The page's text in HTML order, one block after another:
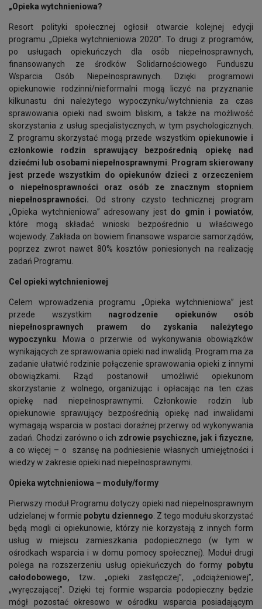
„Opieka wytchnieniowa?
Resort polityki społecznej ogłosił otwarcie kolejnej edycji
programu „Opieka wytchnieniowa 2020”. To drugi z programów,
po usługach opiekuńczych dla osób niepełnosprawnych,
finansowanych ze środków Solidarnościowego Funduszu
Wsparcia Osób Niepełnosprawnych. Dzięki programowi
opiekunowie rodzinni/nieformalni mogą liczyć na przyznanie
kilkunastu dni należytego wypoczynku/wytchnienia za czas
sprawowania opieki nad swoim bliskim, a także na możliwość
skorzystania z usług specjalistycznych, w tym psychologicznych.
Z programu skorzystać mogą przede wszystkim opiekunowie i
członkowie rodzin sprawujący bezpośrednią opiekę nad
dziećmi lub osobami niepełnosprawnymi
Program skierowany
jest przede wszystkim do opiekunów dzieci z orzeczeniem
o niepełnosprawności oraz osób ze znacznym stopniem
niepełnosprawności. Od strony czysto technicznej program
„Opieka wytchnieniowa” adresowany jest do gmin i powiatów,
które mogą składać wnioski bezpośrednio u właściwego
wojewody. Zakłada on bowiem finansowe wsparcie samorządów,
poprzez zwrot nawet 80% kosztów poniesionych na realizację
zadań Programu.
Cel opieki wytchnieniowej
Celem wprowadzenia programu „Opieka wytchnieniowa” jest
przede wszystkim nagrodzenie opiekunów osób
niepełnosprawnych prawem do zyskania należytego
wypoczynku . Mowa o przerwie od wykonywania obowiązków
wynikających ze sprawowania opieki nad inwalidą. Program ma za
zadanie ułatwić rodzinie połączenie sprawowania opieki z innymi
obowiązkami. Rząd postanowił umożliwić opiekunom
skorzystanie z wolnego, organizując i opłacając na ten czas
opiekę nad niepełnosprawnymi. Członkowie rodzin lub
opiekunowie sprawujący bezpośrednią opiekę nad inwalidami
wymagają wsparcia w postaci doraźnej przerwy od wykonywania
zadań. Chodzi zarówno o ich zdrowie psychiczne, jak i fizyczne,
a co więcej – o szansę na podniesienie własnych umiejętności i
wiedzy w zakresie opieki nad niepełnosprawnymi.
Opieka wytchnieniowa – moduły/formy
Pierwszy moduł Programu dotyczy opieki nad niepełnosprawnym
udzielanej w formie pobytu dziennego . Z tego modułu skorzystać
będą mogli ci opiekunowie, którzy nie korzystają z innych form
usług w miejscu zamieszkania podopiecznego (w tym w
ośrodkach wsparcia i w domu pomocy społecznej). Moduł drugi
polega na rozszerzeniu usług opiekuńczych do formy pobytu
całodobowego, tzw. „opieki zastępczej”, „odciążeniowej”,
„wyręczającej”. Dzięki tej formie wsparcia podopieczny będzie
mógł pozostać okresowo w ośrodku wsparcia posiadającym